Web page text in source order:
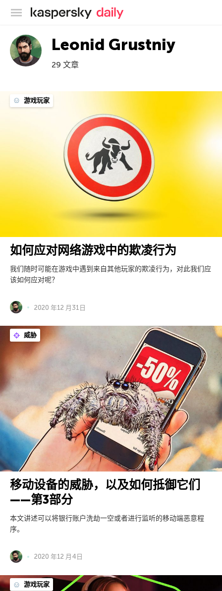
卡巴斯基官方博客
Leonid Grustniy
29 文章
游戏玩家
如何应对网络游戏中的欺凌行为
我们随时可能在游戏中遇到来自其他玩家的欺凌行为，对此我们应
该如何应对呢？
2020 年12 月31日
威胁
移动设备的威胁，以及如何抵御它们
——第3部分
本文讲述可以将银行账户洗劫一空或者进行监听的移动端恶意程
序。
2020 年12 月4日
游戏玩家